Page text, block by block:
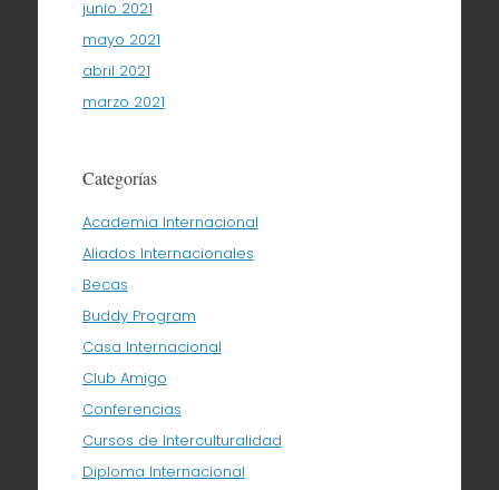
junio 2021
mayo 2021
abril 2021
marzo 2021
Categorías
Academia Internacional
Aliados Internacionales
Becas
Buddy Program
Casa Internacional
Club Amigo
Conferencias
Cursos de Interculturalidad
Diploma Internacional